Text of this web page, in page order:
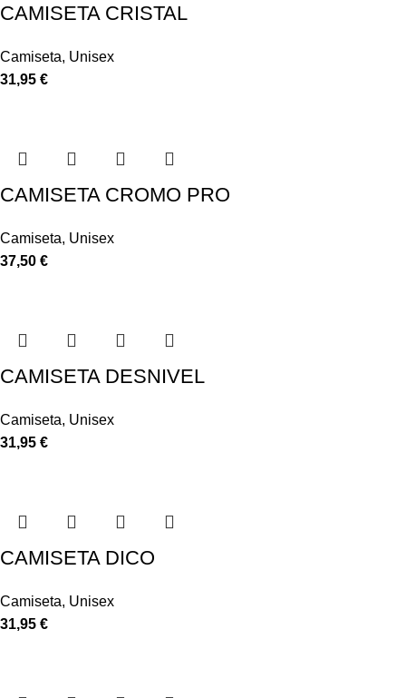
CAMISETA CRISTAL
Camiseta, Unisex
31,95 €
CAMISETA CROMO PRO
Camiseta, Unisex
37,50 €
CAMISETA DESNIVEL
Camiseta, Unisex
31,95 €
CAMISETA DICO
Camiseta, Unisex
31,95 €